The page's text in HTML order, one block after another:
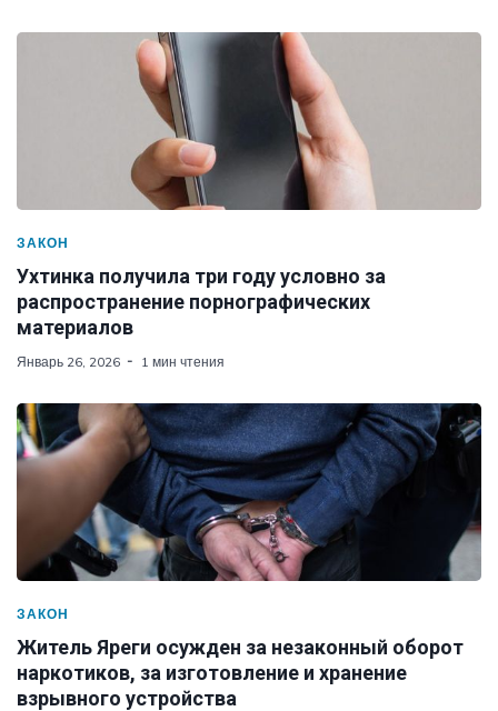
ЗАКОН
Ухтинка получила три году условно за
распространение порнографических
материалов
Январь 26, 2026 1 мин чтения
ЗАКОН
Житель Яреги осужден за незаконный оборот
наркотиков, за изготовление и хранение
взрывного устройства